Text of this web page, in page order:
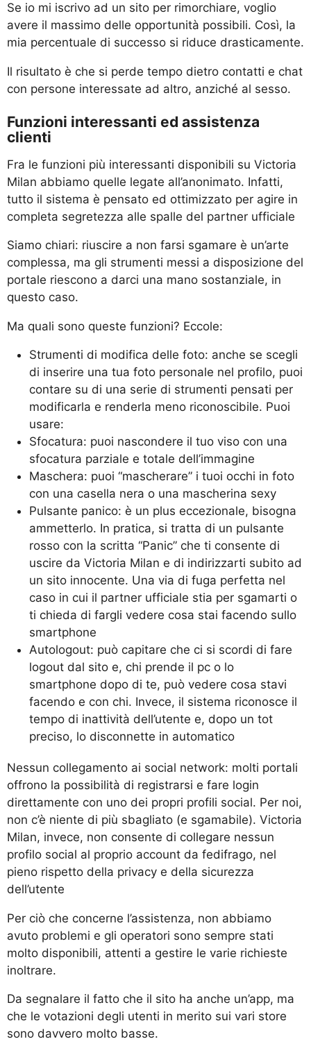
Se io mi iscrivo ad un sito per rimorchiare, voglio
avere il massimo delle opportunità possibili. Così, la
mia percentuale di successo si riduce drasticamente.
Il risultato è che si perde tempo dietro contatti e chat
con persone interessate ad altro, anziché al sesso.
Funzioni interessanti ed assistenza
clienti
Fra le funzioni più interessanti disponibili su Victoria
Milan abbiamo quelle legate all’anonimato. Infatti,
tutto il sistema è pensato ed ottimizzato per agire in
completa segretezza alle spalle del partner ufficiale
Siamo chiari: riuscire a non farsi sgamare è un’arte
complessa, ma gli strumenti messi a disposizione del
portale riescono a darci una mano sostanziale, in
questo caso.
Ma quali sono queste funzioni? Eccole:
Strumenti di modifica delle foto: anche se scegli
di inserire una tua foto personale nel profilo, puoi
contare su di una serie di strumenti pensati per
modificarla e renderla meno riconoscibile. Puoi
usare:
Sfocatura: puoi nascondere il tuo viso con una
sfocatura parziale e totale dell’immagine
Maschera: puoi “mascherare” i tuoi occhi in foto
con una casella nera o una mascherina sexy
Pulsante panico: è un plus eccezionale, bisogna
ammetterlo. In pratica, si tratta di un pulsante
rosso con la scritta “Panic” che ti consente di
uscire da Victoria Milan e di indirizzarti subito ad
un sito innocente. Una via di fuga perfetta nel
caso in cui il partner ufficiale stia per sgamarti o
ti chieda di fargli vedere cosa stai facendo sullo
smartphone
Autologout: può capitare che ci si scordi di fare
logout dal sito e, chi prende il pc o lo
smartphone dopo di te, può vedere cosa stavi
facendo e con chi. Invece, il sistema riconosce il
tempo di inattività dell’utente e, dopo un tot
preciso, lo disconnette in automatico
Nessun collegamento ai social network: molti portali
offrono la possibilità di registrarsi e fare login
direttamente con uno dei propri profili social. Per noi,
non c’è niente di più sbagliato (e sgamabile). Victoria
Milan, invece, non consente di collegare nessun
profilo social al proprio account da fedifrago, nel
pieno rispetto della privacy e della sicurezza
dell’utente
Per ciò che concerne l’assistenza, non abbiamo
avuto problemi e gli operatori sono sempre stati
molto disponibili, attenti a gestire le varie richieste
inoltrare.
Da segnalare il fatto che il sito ha anche un’app, ma
che le votazioni degli utenti in merito sui vari store
sono davvero molto basse.